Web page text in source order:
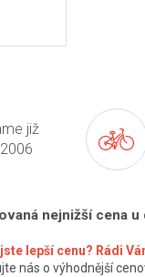
již
nejnižší cena
lepší cenu? Rádi
nás o výhodnější